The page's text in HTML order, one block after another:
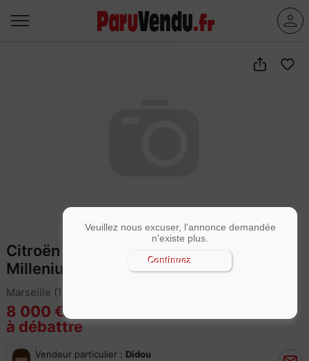
Citroën C4 PureTech 110 BVM
Millenium
Marseille (13011)
8 000 €
à débattre
Vendeur particulier : Didou
Veuillez nous excuser, l'annonce demandée
n'existe plus.
Continuez